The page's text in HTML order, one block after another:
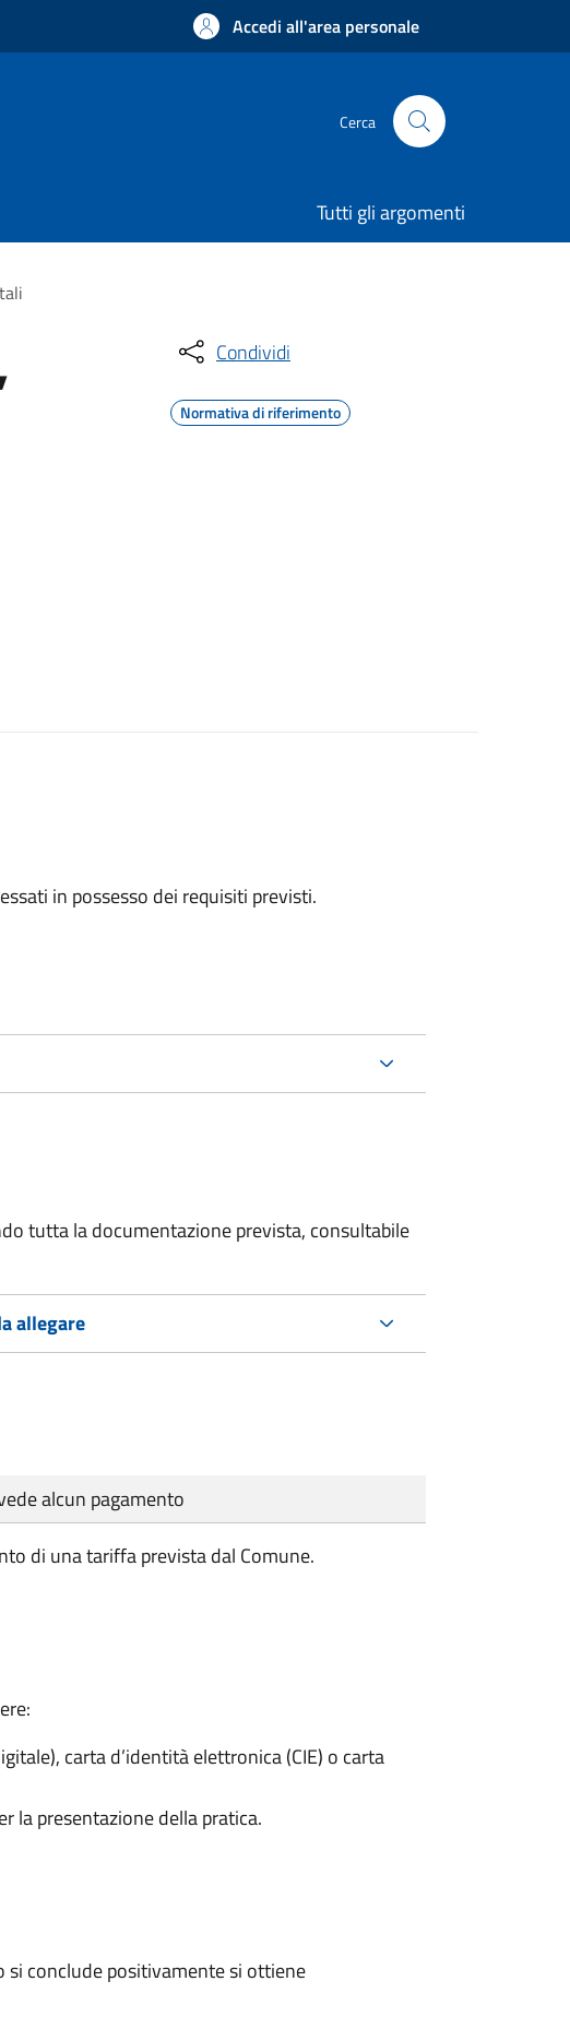
Accedi all'area personale
Cerca
Tutti gli argomenti
Condividi
Normativa di riferimento
in possesso dei requisiti previsti.
tutta la documentazione prevista, consultabile
allegare
alcun pagamento
di una tariffa prevista dal Comune.
carta d’identità elettronica (CIE) o carta
la presentazione della pratica.
conclude positivamente si ottiene